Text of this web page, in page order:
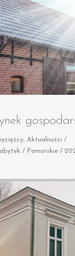
, Aktualności /
/ Pomorskie /